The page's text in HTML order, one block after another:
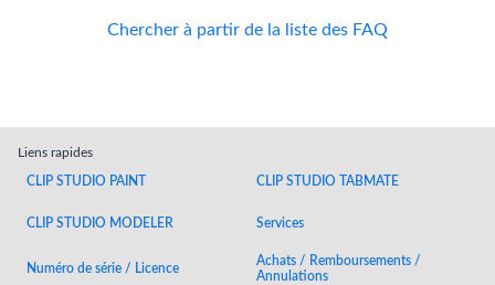
Chercher à partir de la liste des FAQ
Liens rapides
CLIP STUDIO PAINT CLIP STUDIO TABMATE
CLIP STUDIO MODELER Services
Numéro de série / Licence
Achats / Remboursements /
Annulations